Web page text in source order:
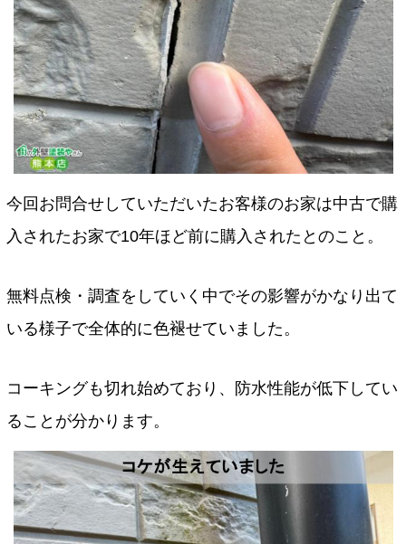
今回お問合せしていただいたお客様のお家は中古で購
入されたお家で10年ほど前に購入されたとのこと。
無料点検・調査をしていく中でその影響がかなり出て
いる様子で全体的に色褪せていました。
コーキングも切れ始めており、防水性能が低下してい
ることが分かります。